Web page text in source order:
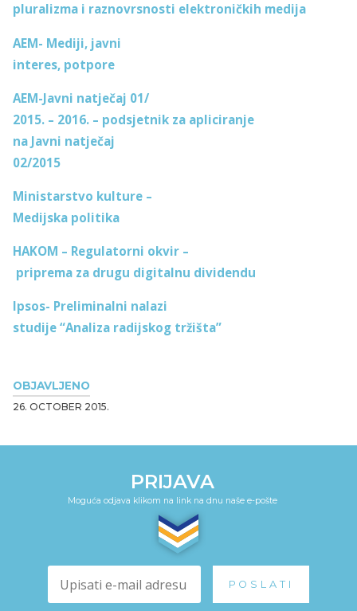
OBJAVLJENO
26. OCTOBER 2015.
pluralizma i raznovrsnosti elektroničkih medija
AEM- Mediji, javni
interes, potpore
AEM-Javni natječaj 01/
2015. – 2016. – podsjetnik za apliciranje
na Javni natječaj
02/2015
Ministarstvo kulture –
Medijska politika
HAKOM – Regulatorni okvir –
priprema za drugu digitalnu dividendu
Ipsos- Preliminalni nalazi
studije “Analiza radijskog tržišta”
PRIJAVA
Moguća odjava klikom na link na dnu naše e-pošte